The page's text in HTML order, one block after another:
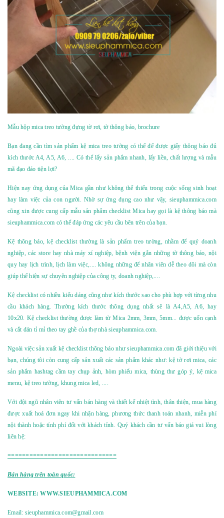
Mẫu hộp mica treo tường đựng tờ rơi, tờ thông báo, brochure
Bạn đang cần tìm sản phẩm kệ mica treo tường có thể để được giấy thông báo đủ
kích thước A4, A5, A6, .... Có thể lấy sản phẩm nhanh, lấy liền, chất lượng và mẫu
mã đạo đáo tiện lợi?
Hiện nay ứng dụng của Mica gần như không thể thiếu trong cuộc sống sinh hoạt
hay làm việc của con người. Nhờ sự ứng dụng cao như vậy, sieuphammica.com
cũng xin được cung cấp mẫu sản phẩm checklist Mica hay gọi là kệ thông báo mà
sieuphammica.com có thể đáp ứng các yêu cầu bên trên của bạn.
Kệ thông báo, kệ checklist thường là sản phẩm treo tường, nhầm để quý doanh
nghiệp, các store hay nhà máy xí nghiệp, bệnh viện gắn những tờ thông báo, nội
quy hay lịch trình, lịch làm việc,.... không những để nhân viên dễ theo dõi mà còn
giúp thể hiện sự chuyên nghiệp của công ty, doanh nghiệp,....
Kệ checklistcó nhiều kiểu dáng cũng như kích thước sao cho phù hợp với từng nhu
cầu khách hàng. Thường kích thước thông dụng nhất sẽ là A4,A5, A6, hay
10x20. Kệ checklist thường được làm từ Mica 2mm, 3mm, 5mm... được uốn cạnh
và cắt dán tỉ mỉ theo tay ghề của thợ nhà sieuphammica.com.
Ngoài việc sản xuất kệ checklist thông báonhưsieuphammica.com đã giới thiệu với
bạn, chúng tôi còn cung cấp sản xuất các sản phẩm khác như: kệ tờ rơi mica, các
sản phẩm hashtag cầm tay chụp ảnh, hòm phiếu mica, thùng thư góp ý, kệ mica
menu, kệ treo tường, khung mica led, ....
Với đội ngũ nhân viên tư vấn bán hàng và thiết kế nhiệt tình, thân thiện, mua hàng
được xuất hoá đơn ngay khi nhận hàng, phương thức thanh toán nhanh, miễn phí
nội thành hoặc tính phí đối với khách tỉnh. Quý khách cần tư vấn báo giá vui lòng
liên hệ:
==============================
Bán hàng trên toàn quốc:
WEBSITE:WWW.SIEUPHAMMICA.COM
Email: sieuphammica.com@gmail.com